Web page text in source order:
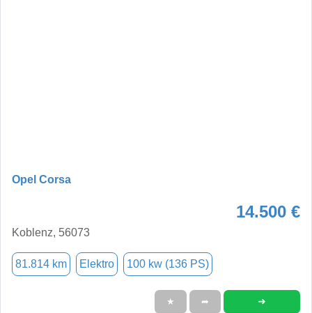
Opel Corsa
14.500 €
Koblenz, 56073
81.814 km Elektro 100 kw (136 PS)
★ ➦ ➜